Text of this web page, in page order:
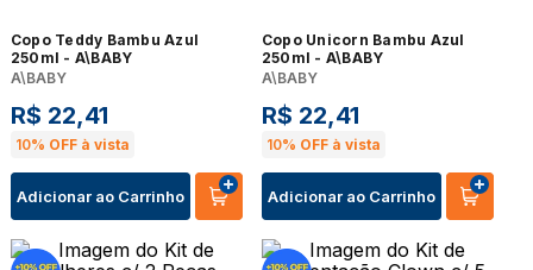
Copo Teddy Bambu Azul
250ml - A\BABY
A\BABY
R$ 22,41
10% OFF à vista
Adicionar ao Carrinho
Copo Unicorn Bambu Azul
250ml - A\BABY
A\BABY
R$ 22,41
10% OFF à vista
Adicionar ao Carrinho